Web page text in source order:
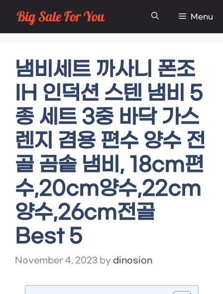
Skip
to
Menu
냄비세트 까사니 폰조
IH 인덕션 스텐 냄비 5
종 세트 3중 바닥 가스
렌지 겸용 편수 양수 전
골 곰솥 냄비, 18cm편
수,20cm양수,22cm
양수,26cm전골
Best 5
November 4, 2023 by dinosion